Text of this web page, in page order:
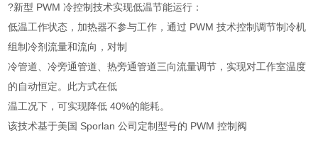
?新型 PWM 冷控制技术实现低温节能运行：
低温工作状态，加热器不参与工作，通过 PWM 技术控制调节制冷机
组制冷剂流量和流向，对制
冷管道、冷旁通管道、热旁通管道三向流量调节，实现对工作室温度
的自动恒定。此方式在低
温工况下，可实现降低 40%的能耗。
该技术基于美国 Sporlan 公司定制型号的 PWM 控制阀